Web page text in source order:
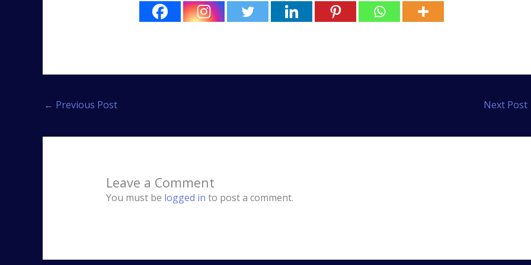
← Previous Post Next Post
Leave a Comment
You must be logged in to post a comment.